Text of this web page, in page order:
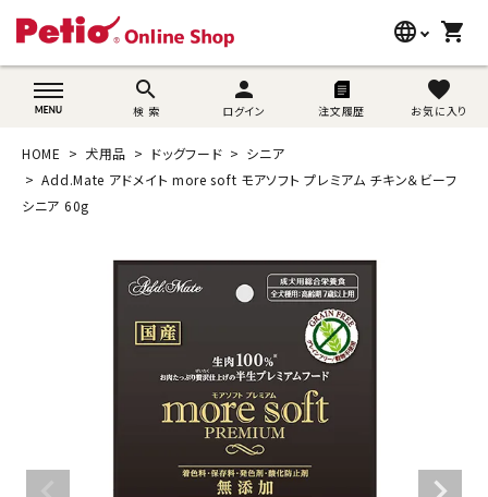
language
wovn-lang-name
shopping_cart
search
検 索
person
ログイン 注文履歴
favorite
お気に入り
search
猫用品
ブランド別に探す
目的別に探す
HOME 犬用品 ドッグフード
シニア
Add.Mate アドメイト more soft モアソフト プレミアム チキン＆ビーフ
シニア 60g